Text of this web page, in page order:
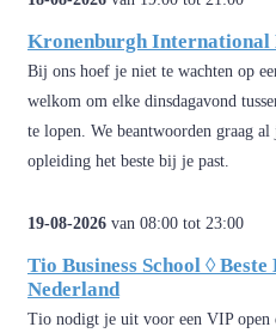
Kronenburgh International
Bij ons hoef je niet te wachten op
welkom om elke dinsdagavond
te lopen. We beantwoorden graag
opleiding het beste bij je past.
19-08-2026 van 08:00 tot 23:00
Tio Business School ◊
Nederland
Tio nodigt je uit voor een VIP open